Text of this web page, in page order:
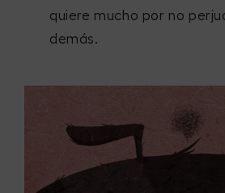
quiere mucho por no
demás.